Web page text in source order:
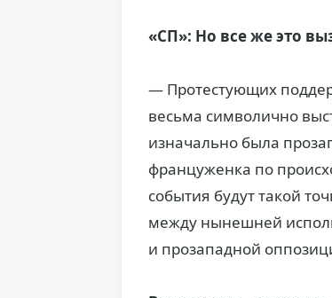
«СП»: Но все же это
— Протестующих
весьма символично
изначально была
француженка по
события будут такой
между нынешней
и прозападной